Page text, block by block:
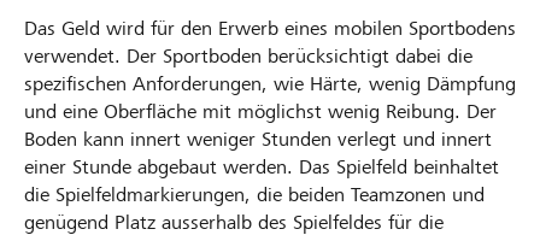
Das Geld wird für den Erwerb eines mobilen Sportbodens
verwendet. Der Sportboden berücksichtigt dabei die
spezifischen Anforderungen, wie Härte, wenig Dämpfung
und eine Oberfläche mit möglichst wenig Reibung. Der
Boden kann innert weniger Stunden verlegt und innert
einer Stunde abgebaut werden. Das Spielfeld beinhaltet
die Spielfeldmarkierungen, die beiden Teamzonen und
genügend Platz ausserhalb des Spielfeldes für die